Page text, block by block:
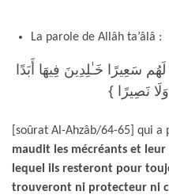
La parole de Allâh ta’âlâ :
سَعِيرًا خَـٰلِدِينَ فِيهَا أَبَدًا
نَصِيرًا }
[soûrat Al-Ahzâb/64-65] qui a
maudit les mécréants et
lequel ils resteront pour
trouveront ni protecteur ni